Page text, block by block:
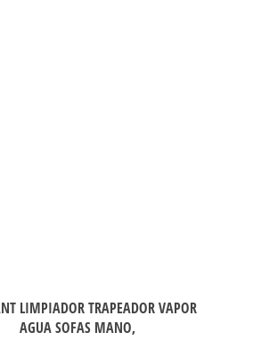
LIMPIADOR TRAPEADOR VAPOR
AGUA SOFAS MANO,